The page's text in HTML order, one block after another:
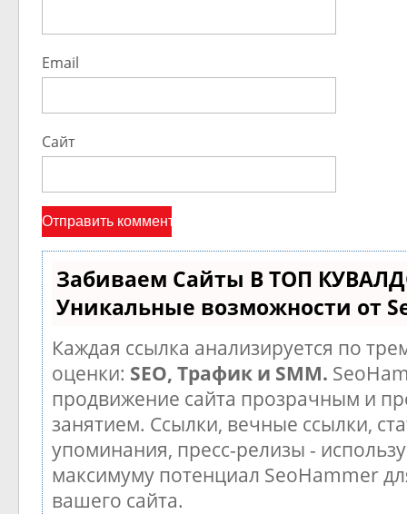
Email
Сайт
Забиваем Сайты В ТОП
Уникальные возможности от
Каждая ссылка анализируется по
оценки: SEO, Трафик и SMM.
продвижение сайта прозрачным и
занятием. Ссылки, вечные ссылки,
упоминания, пресс-релизы -
максимуму потенциал SeoHammer
вашего сайта.